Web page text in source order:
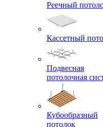
Реечный
Кассетный
Подвесная
потолочная
Кубообразный
потолок